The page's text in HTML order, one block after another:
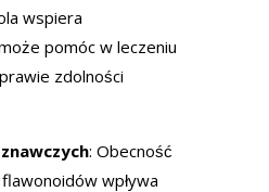
wspiera
pomóc w leczeniu
zdolności
: Obecność
wpływa